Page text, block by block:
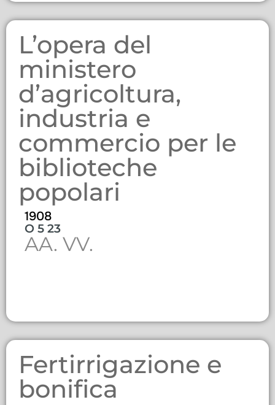
L’opera del
ministero
d’agricoltura,
industria e
commercio per le
biblioteche
popolari
1908
O 5 23
AA. VV.
Fertirrigazione e
bonifica